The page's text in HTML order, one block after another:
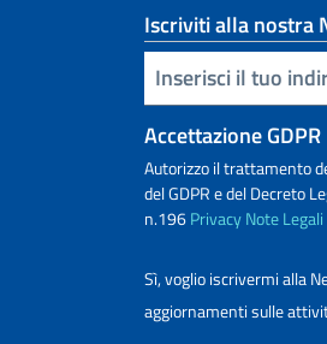
Iscriviti alla nostra
Inserisci la tua email
Accettazione GDPR
Autorizzo il trattamento
del GDPR e del Decreto
n.196PrivacyNote Legali
Sì, voglio iscrivermi alla
aggiornamenti sulle